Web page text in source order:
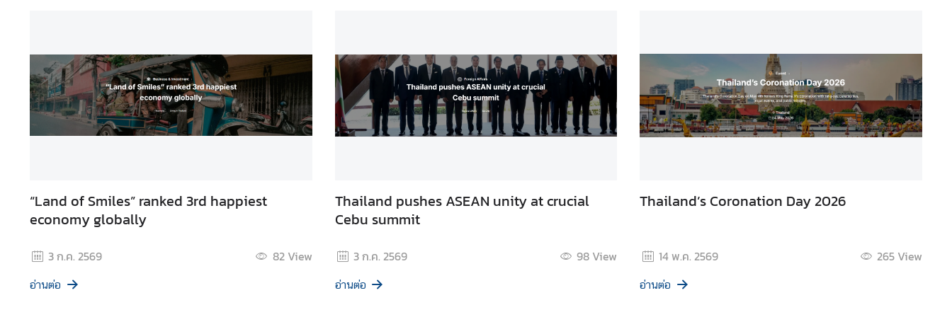
t
i
e
s
เ
ที่
ว
ร
“Land of Smiles” ranked 3rd happiest
economy globally
3 ก.ค. 2569 82View
อ่านต่อ
Thailand pushes ASEAN unity at crucial
Cebu summit
3 ก.ค. 2569 98 View
อ่านต่อ
Thailand’s Coronation Day 2026
14 พ.ค. 2569 265View
อ่านต่อ